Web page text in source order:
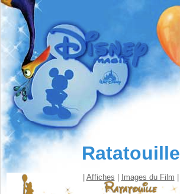
Ratatouille
Affiches Images du Film